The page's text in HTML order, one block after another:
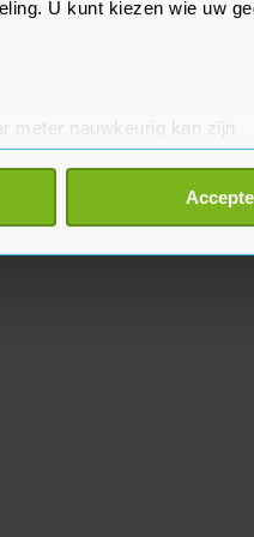
U kunt kiezen wie uw
meter nauwkeurig kan zijn
(fingerprinting)
in het